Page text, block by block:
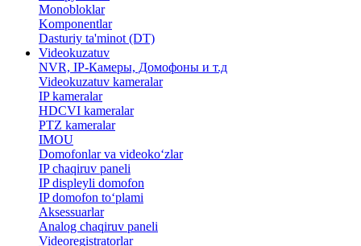
Monobloklar
Komponentlar
Dasturiy ta'minot (DT)
Videokuzatuv
NVR, IP-Камеры, Домофоны и т.д
Videokuzatuv kameralar
IP kameralar
HDCVI kameralar
PTZ kameralar
IMOU
​Domofonlar va videoko‘zlar
IP chaqiruv paneli
IP displeyli domofon
IP domofon to‘plami
Aksessuarlar
Analog chaqiruv paneli
Videoregistratorlar